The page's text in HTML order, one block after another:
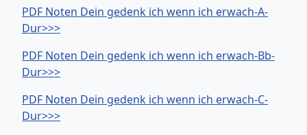
PDF Noten Dein gedenk ich wenn ich erwach-A-
Dur>>>
PDF Noten Dein gedenk ich wenn ich erwach-Bb-
Dur>>>
PDF Noten Dein gedenk ich wenn ich erwach-C-
Dur>>>